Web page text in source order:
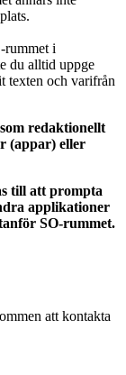
rummet i
du alltid uppge
texten och varifrån
redaktionellt
(appar) eller
till att prompta
applikationer
SO-rummet.
att kontakta